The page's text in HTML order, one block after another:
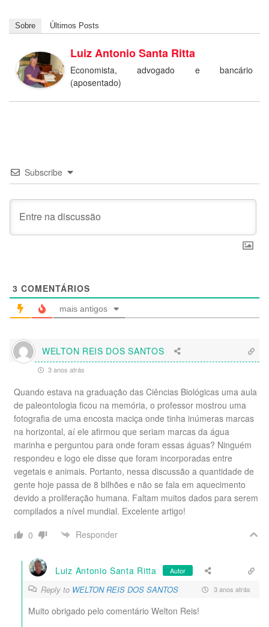
Sobre Últimos Posts
Luiz Antonio Santa Ritta
Economista, advogado e bancário
(aposentado)
Subscribe
3 COMENTÁRIOS
mais antigos
WELTON REIS DOS SANTOS
3 anos atrás
Quando estava na graduação das Ciências Biológicas uma aula
de paleontologia ficou na memória, o professor mostrou uma
fotografia de uma encosta maciça onde tinha inúmeras marcas
na horizontal, aí ele afirmou que seriam marcas da água
marinha e perguntou para onde foram essas águas? Ninguém
respondeu e logo ele disse que foram incorporadas entre
vegetais e animais. Portanto, nessa discussão a quantidade de
gente hoje passa de 8 bilhões e não se fala em aquecimento
devido a proliferação humana. Faltam muitos dados para serem
compilados a nível mundial. Excelente artigo!
0
Responder
Luiz Antonio Santa Ritta Autor
Reply to WELTON REIS DOS SANTOS 3 anos atrás
Muito obrigado pelo comentário Welton Reis!